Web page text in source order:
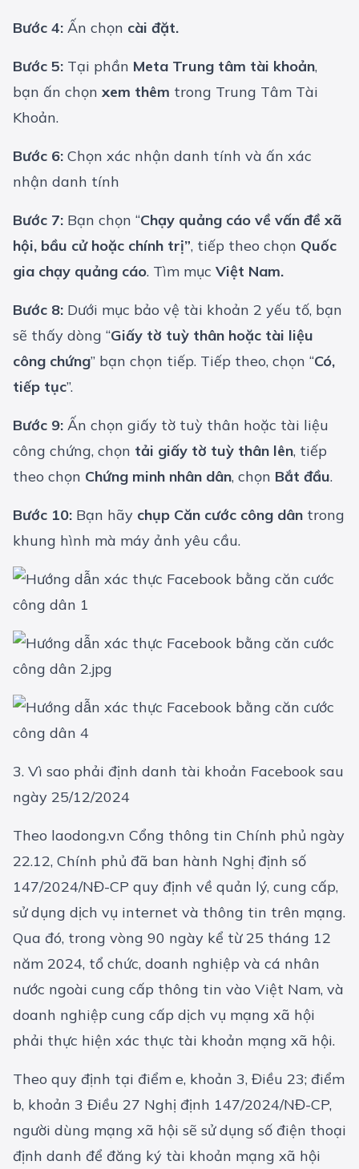
Bước 4: Ấn chọn cài đặt.
Bước 5: Tại phần Meta Trung tâm tài khoản,
bạn ấn chọn xem thêm trong Trung Tâm Tài
Khoản.
Bước 6: Chọn xác nhận danh tính và ấn xác
nhận danh tính
Bước 7: Bạn chọn “Chạy quảng cáo về vấn đề xã
hội, bầu cử hoặc chính trị”, tiếp theo chọn Quốc
gia chạy quảng cáo. Tìm mục Việt Nam.
Bước 8: Dưới mục bảo vệ tài khoản 2 yếu tố, bạn
sẽ thấy dòng “Giấy tờ tuỳ thân hoặc tài liệu
công chứng” bạn chọn tiếp. Tiếp theo, chọn “Có,
tiếp tục”.
Bước 9: Ấn chọn giấy tờ tuỳ thân hoặc tài liệu
công chứng, chọn tải giấy tờ tuỳ thân lên, tiếp
theo chọn Chứng minh nhân dân, chọn Bắt đầu.
Bước 10: Bạn hãy chụp Căn cước công dân trong
khung hình mà máy ảnh yêu cầu.
3. Vì sao phải định danh tài khoản Facebook sau
ngày 25/12/2024
Theo laodong.vn Cổng thông tin Chính phủ ngày
22.12, Chính phủ đã ban hành Nghị định số
147/2024/NĐ-CP quy định về quản lý, cung cấp,
sử dụng dịch vụ internet và thông tin trên mạng.
Qua đó, trong vòng 90 ngày kể từ 25 tháng 12
năm 2024, tổ chức, doanh nghiệp và cá nhân
nước ngoài cung cấp thông tin vào Việt Nam, và
doanh nghiệp cung cấp dịch vụ mạng xã hội
phải thực hiện xác thực tài khoản mạng xã hội.
Theo quy định tại điểm e, khoản 3, Điều 23; điểm
b, khoản 3 Điều 27 Nghị định 147/2024/NĐ-CP,
người dùng mạng xã hội sẽ sử dụng số điện thoại
định danh để đăng ký tài khoản mạng xã hội